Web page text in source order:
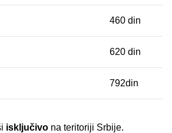
460 din
620 din
792din
isključivo na teritoriji Srbije.